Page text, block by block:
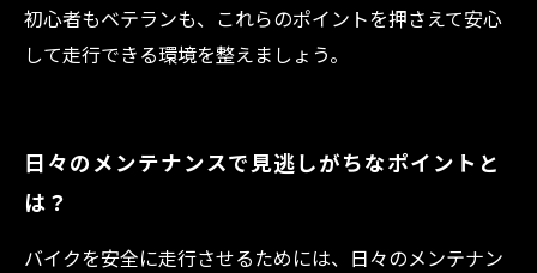
初心者もベテランも、これらのポイントを押さえて安心
して走行できる環境を整えましょう。
日々のメンテナンスで見逃しがちなポイントと
は？
バイクを安全に走行させるためには、日々のメンテナン